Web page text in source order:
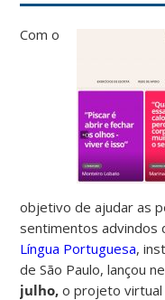
Com o
objetivo de ajudar as
sentimentos advindos
Língua Portuguesa,
de São Paulo, lançou
julho,o projeto